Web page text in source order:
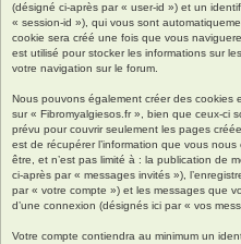
(désigné ci-après par « user-id ») et un
« session-id »), qui vous sont
cookie sera créé une fois que vous
est utilisé pour stocker les informations sur
votre navigation sur le forum.
Nous pouvons également créer des
sur « Fibromyalgiesos.fr », bien que ceux-ci
prévu pour couvrir seulement les pages
est de récupérer l’information que vous
être, et n’est pas limité à : la publication de
ci-après par « messages invités »),
par « votre compte ») et les messages que
d’une connexion (désignés ici par « vos
Votre compte contiendra au minimum un